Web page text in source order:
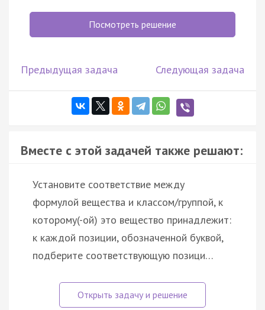
Посмотреть решение
Предыдущая задача Следующая задача
Вместе с этой задачей также решают:
Установите соответствие между
формулой вещества и классом/группой, к
которому(-ой) это вещество принадлежит:
к каждой позиции, обозначенной буквой,
подберите соответствующую позици…